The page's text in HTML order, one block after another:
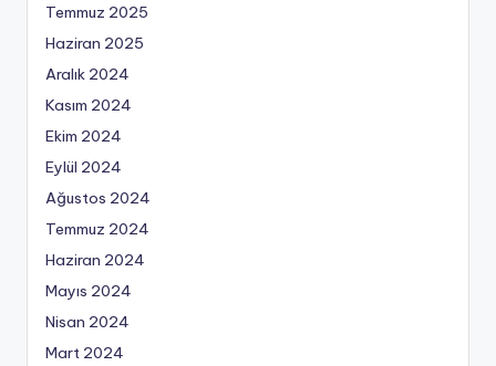
Temmuz 2025
Haziran 2025
Aralık 2024
Kasım 2024
Ekim 2024
Eylül 2024
Ağustos 2024
Temmuz 2024
Haziran 2024
Mayıs 2024
Nisan 2024
Mart 2024